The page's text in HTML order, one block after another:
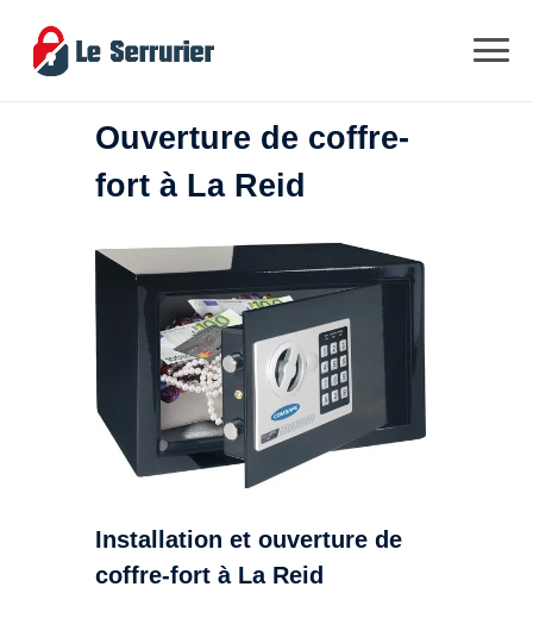
Ouverture de coffre-
fort à La Reid
Installation et ouverture de
coffre-fort à La Reid